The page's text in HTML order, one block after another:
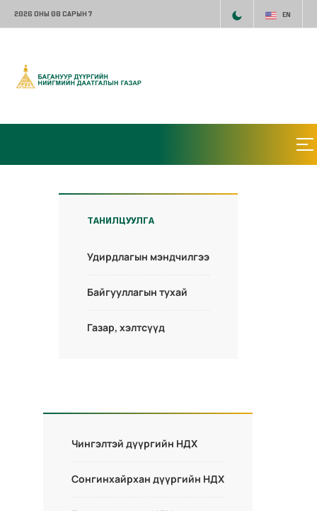
2026 ОНЫ 08 САРЫН 7 EN
ТАНИЛЦУУЛГА
Удирдлагын мэндчилгээ
Байгууллагын тухай
Газар, хэлтсүүд
Чингэлтэй дүүргийн НДХ
Сонгинхайрхан дүүргийн НДХ